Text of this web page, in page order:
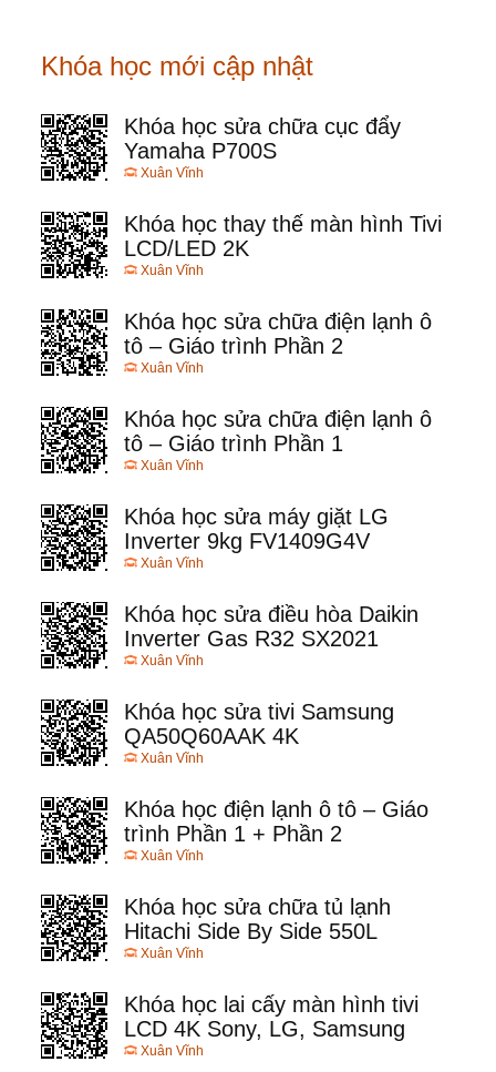
Khóa học mới cập nhật
Khóa học sửa chữa cục đẩy
Yamaha P700S
Xuân Vĩnh
Khóa học thay thế màn hình Tivi
LCD/LED 2K
Xuân Vĩnh
Khóa học sửa chữa điện lạnh ô
tô – Giáo trình Phần 2
Xuân Vĩnh
Khóa học sửa chữa điện lạnh ô
tô – Giáo trình Phần 1
Xuân Vĩnh
Khóa học sửa máy giặt LG
Inverter 9kg FV1409G4V
Xuân Vĩnh
Khóa học sửa điều hòa Daikin
Inverter Gas R32 SX2021
Xuân Vĩnh
Khóa học sửa tivi Samsung
QA50Q60AAK 4K
Xuân Vĩnh
Khóa học điện lạnh ô tô – Giáo
trình Phần 1 + Phần 2
Xuân Vĩnh
Khóa học sửa chữa tủ lạnh
Hitachi Side By Side 550L
Xuân Vĩnh
Khóa học lai cấy màn hình tivi
LCD 4K Sony, LG, Samsung
Xuân Vĩnh